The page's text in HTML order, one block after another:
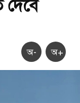
দেবে
অ- অ+